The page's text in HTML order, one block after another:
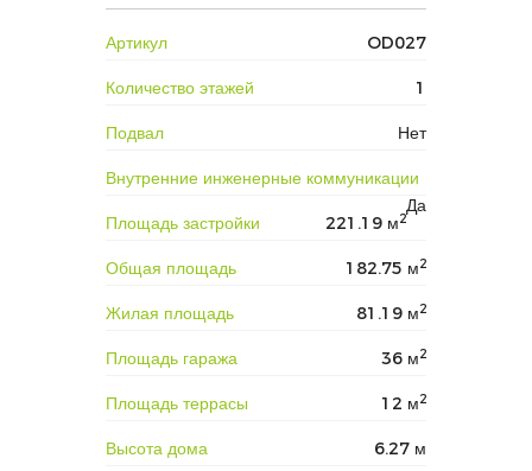
Артикул
OD027
Количество этажей
1
Подвал
Нет
Внутренние инженерные коммуникации
Да
Площадь застройки 221.19 м2
Общая площадь 182.75 м2
Жилая площадь 81.19 м2
Площадь гаража 36 м2
Площадь террасы 12 м2
Высота дома
6.27 м